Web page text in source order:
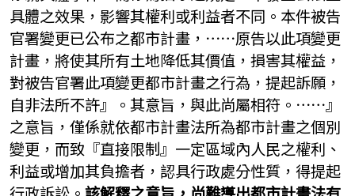
具體之效果，影響其權利或利益者不同。本件被告
官署變更已公布之都市計畫，⋯⋯原告以此項變更
計畫，將使其所有土地降低其價值，損害其權益，
對被告官署此項變更都市計畫之行為，提起訴願，
自非法所不許』。其意旨，與此尚屬相符。⋯⋯』
之意旨，僅係就依都市計畫法所為都市計畫之個別
變更，而致『直接限制』一定區域內人民之權利、
利益或增加其負擔者，認具行政處分性質，得提起